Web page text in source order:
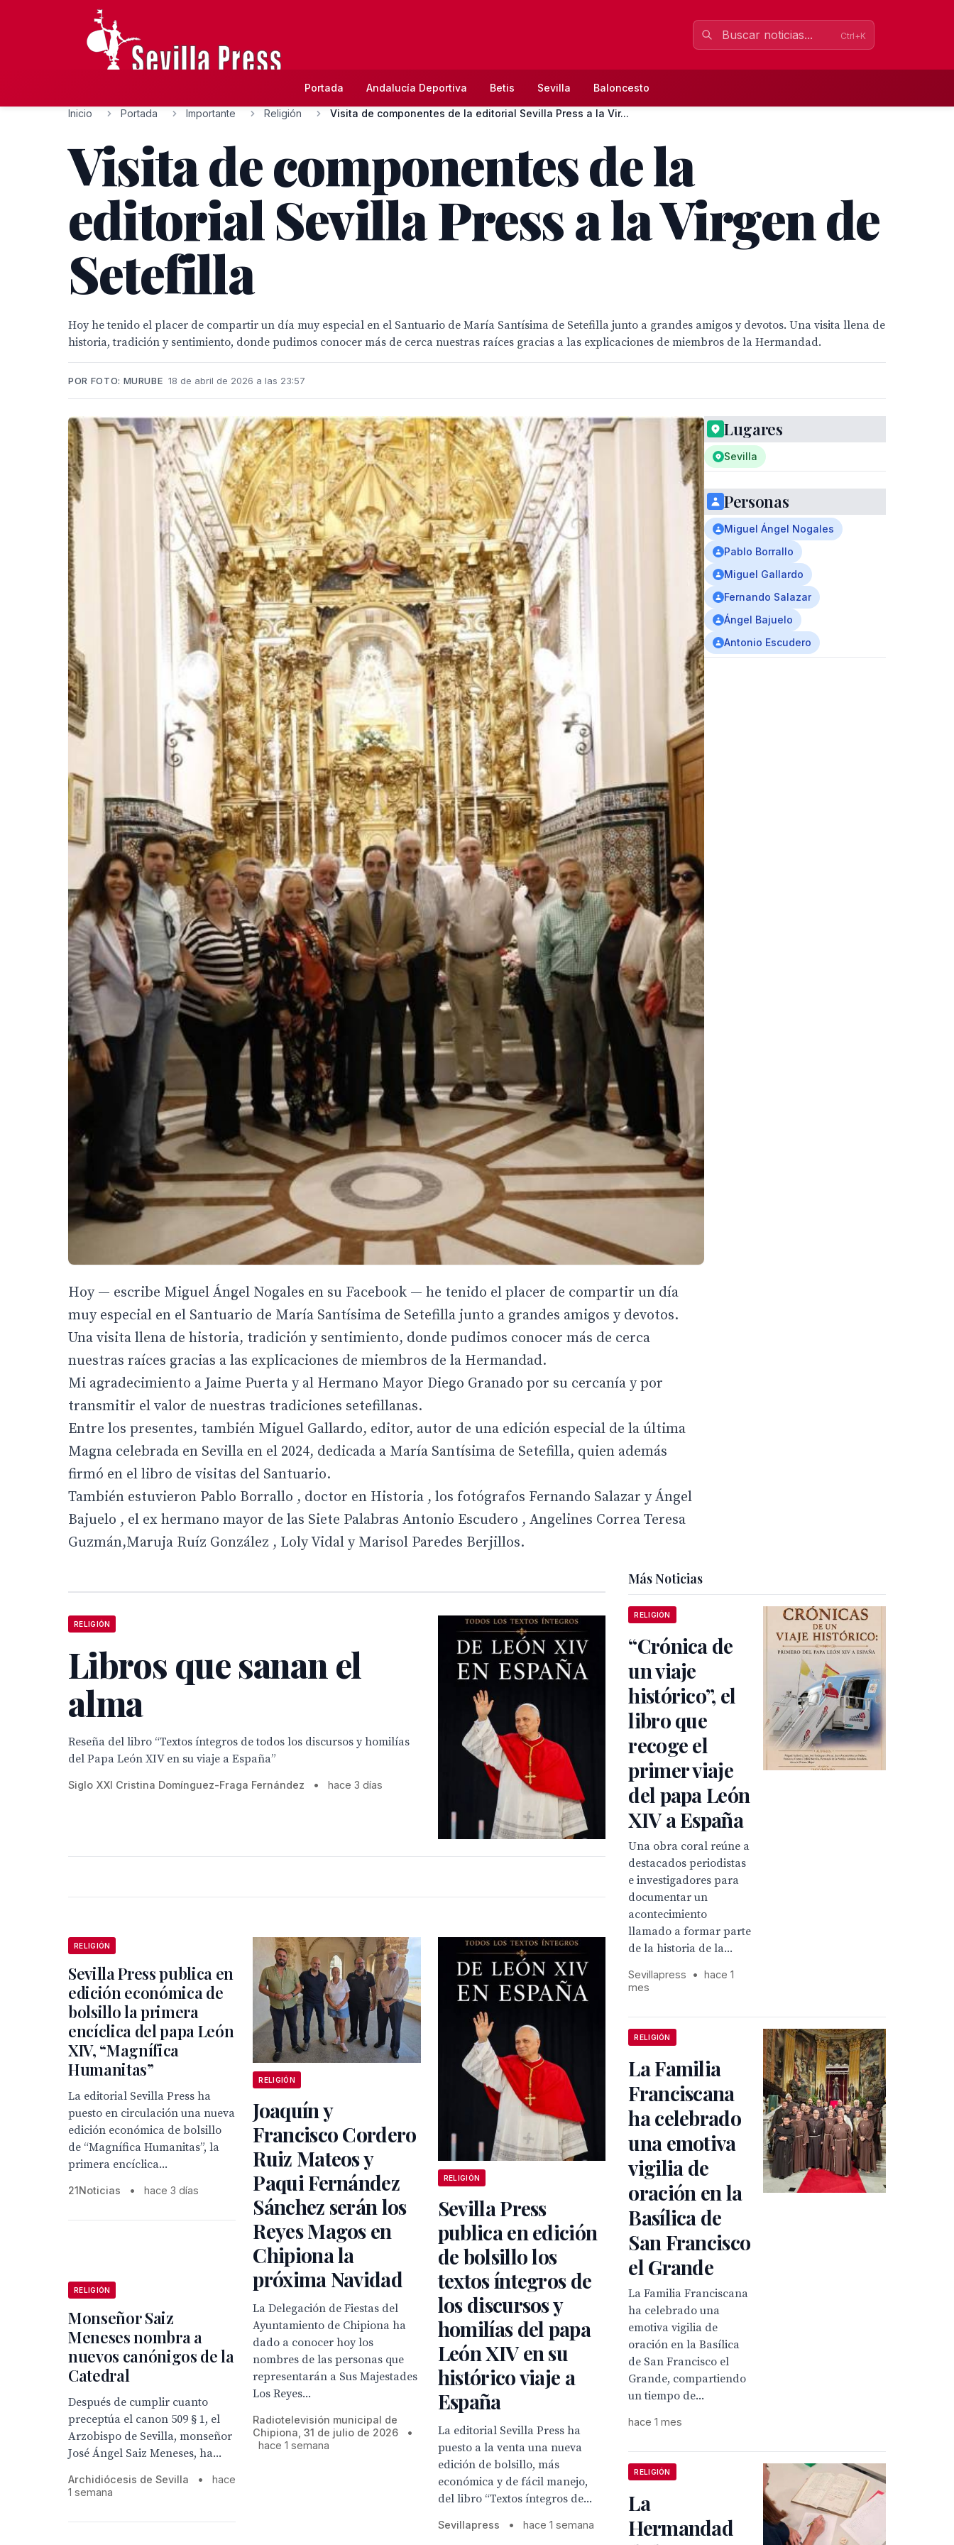
Ctrl+K
Portada Andalucía Deportiva Betis Sevilla Baloncesto
Inicio Portada Importante Religión Visita de componentes de la editorial Sevilla Press a la Vir...
Visita de componentes de la
editorial Sevilla Press a la Virgen de
Setefilla
Hoy he tenido el placer de compartir un día muy especial en el Santuario de María Santísima de Setefilla junto a grandes amigos y devotos. Una visita llena de
historia, tradición y sentimiento, donde pudimos conocer más de cerca nuestras raíces gracias a las explicaciones de miembros de la Hermandad.
POR FOTO: MURUBE 18 de abril de 2026 a las 23:57
Hoy — escribe Miguel Ángel Nogales en su Facebook — he tenido el placer de compartir un día
muy especial en el Santuario de María Santísima de Setefilla junto a grandes amigos y devotos.
Una visita llena de historia, tradición y sentimiento, donde pudimos conocer más de cerca
nuestras raíces gracias a las explicaciones de miembros de la Hermandad.
Mi agradecimiento a Jaime Puerta y al Hermano Mayor Diego Granado por su cercanía y por
transmitir el valor de nuestras tradiciones setefillanas.
Entre los presentes, también Miguel Gallardo, editor, autor de una edición especial de la última
Magna celebrada en Sevilla en el 2024, dedicada a María Santísima de Setefilla, quien además
firmó en el libro de visitas del Santuario.
También estuvieron Pablo Borrallo , doctor en Historia , los fotógrafos Fernando Salazar y Ángel
Bajuelo , el ex hermano mayor de las Siete Palabras Antonio Escudero , Angelines Correa Teresa
Guzmán,Maruja Ruíz González , Loly Vidal y Marisol Paredes Berjillos.
Lugares
Sevilla
Personas
Miguel Ángel Nogales
Pablo Borrallo
Miguel Gallardo
Fernando Salazar
Ángel Bajuelo
Antonio Escudero
RELIGIÓN
Libros que sanan el
alma
Reseña del libro “Textos íntegros de todos los discursos y homilías
del Papa León XIV en su viaje a España”
Siglo XXI Cristina Domínguez-Fraga Fernández • hace 3 días
RELIGIÓN
Sevilla Press publica en
edición económica de
bolsillo la primera
encíclica del papa León
XIV, “Magnífica
Humanitas”
La editorial Sevilla Press ha
puesto en circulación una nueva
edición económica de bolsillo
de “Magnífica Humanitas”, la
primera encíclica...
21Noticias • hace 3 días
RELIGIÓN
Joaquín y
Francisco Cordero
Ruiz Mateos y
Paqui Fernández
Sánchez serán los
Reyes Magos en
Chipiona la
próxima Navidad
La Delegación de Fiestas del
Ayuntamiento de Chipiona ha
dado a conocer hoy los
nombres de las personas que
representarán a Sus Majestades
Los Reyes...
Radiotelevisión municipal de
Chipiona, 31 de julio de 2026
•
hace 1 semana
RELIGIÓN
Sevilla Press
publica en edición
de bolsillo los
textos íntegros de
los discursos y
homilías del papa
León XIV en su
histórico viaje a
España
La editorial Sevilla Press ha
puesto a la venta una nueva
edición de bolsillo, más
económica y de fácil manejo,
del libro “Textos íntegros de...
Sevillapress • hace 1 semana
RELIGIÓN
Monseñor Saiz
Meneses nombra a
nuevos canónigos de la
Catedral
Después de cumplir cuanto
preceptúa el canon 509 § 1, el
Arzobispo de Sevilla, monseñor
José Ángel Saiz Meneses, ha...
Archidiócesis de Sevilla •
hace
1 semana
Más Noticias
RELIGIÓN
“Crónica de
un viaje
histórico”, el
libro que
recoge el
primer viaje
del papa León
XIV a España
Una obra coral reúne a
destacados periodistas
e investigadores para
documentar un
acontecimiento
llamado a formar parte
de la historia de la...
Sevillapress •
hace 1
mes
RELIGIÓN
La Familia
Franciscana
ha celebrado
una emotiva
vigilia de
oración en la
Basílica de
San Francisco
el Grande
La Familia Franciscana
ha celebrado una
emotiva vigilia de
oración en la Basílica
de San Francisco el
Grande, compartiendo
un tiempo de...
hace 1 mes
RELIGIÓN
La
Hermandad